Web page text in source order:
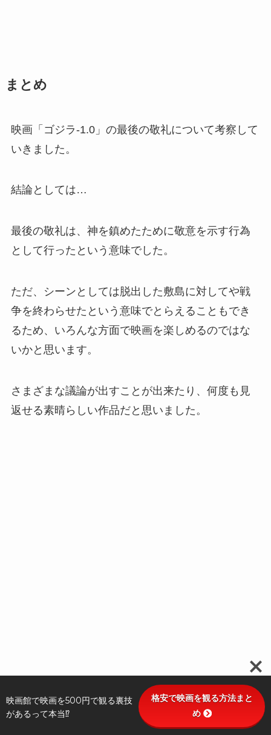
まとめ
映画「ゴジラ-1.0」の最後の敬礼について考察して
いきました。
結論としては…
最後の敬礼は、神を鎮めたために敬意を示す行為
として行ったという意味でした。
ただ、シーンとしては脱出した敷島に対してや戦
争を終わらせたという意味でとらえることもでき
るため、いろんな方面で映画を楽しめるのではな
いかと思います。
さまざまな議論が出すことが出来たり、何度も見
返せる素晴らしい作品だと思いました。
映画館で映画を500円で観る裏技
があるって本当⁉
格安で映画を観る方法まと
め